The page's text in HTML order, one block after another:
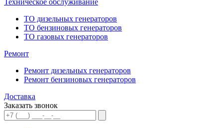
Техническое обслуживание
ТО дизельных генераторов
ТО бензиновых генераторов
ТО газовых генераторов
Ремонт
Ремонт дизельных генераторов
Ремонт бензиновых генераторов
Доставка
Заказать звонок